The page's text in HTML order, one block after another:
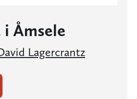
Åmsele
Lagercrantz